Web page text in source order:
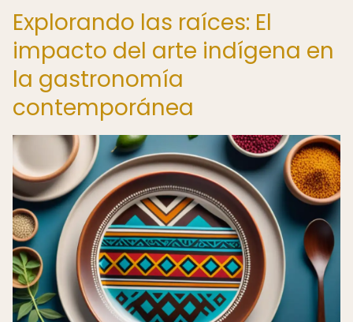
Explorando las raíces: El
impacto del arte indígena en
la gastronomía
contemporánea